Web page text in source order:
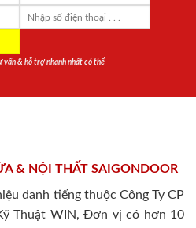
vấn & hỗ trợ nhanh nhất có thể
& NỘI THẤT SAIGONDOOR
danh tiếng thuộc Công Ty CP
Thuật WIN, Đơn vị có hơn 10